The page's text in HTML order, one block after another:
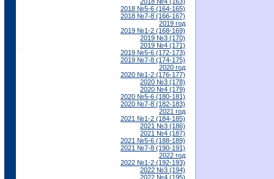
2018 №5-6 (164-165)
2018 №7-8 (166-167)
2019 год
2019 №1-2 (168-169)
2019 №3 (170)
2019 №4 (171)
2019 №5-6 (172-173)
2019 №7-8 (174-175)
2020 год
2020 №1-2 (176-177)
2020 №3 (178)
2020 №4 (179)
2020 №5-6 (180-181)
2020 №7-8 (182-183)
2021 год
2021 №1-2 (184-185)
2021 №3 (186)
2021 №4 (187)
2021 №5-6 (188-189)
2021 №7-8 (190-191)
2022 год
2022 №1-2 (192-193)
2022 №3 (194)
2022 №4 (195)